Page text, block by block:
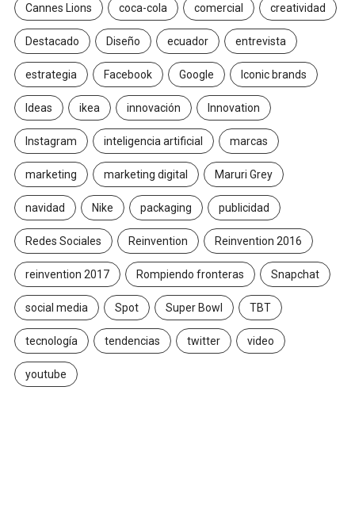
Cannes Lions coca-cola comercial creatividad
Destacado Diseño ecuador entrevista
estrategia Facebook Google Iconic brands
Ideas ikea innovación Innovation
Instagram inteligencia artificial marcas
marketing marketing digital Maruri Grey
navidad Nike packaging publicidad
Redes Sociales Reinvention Reinvention 2016
reinvention 2017 Rompiendo fronteras Snapchat
social media Spot Super Bowl TBT
tecnología tendencias twitter video
youtube